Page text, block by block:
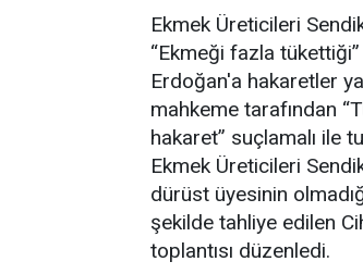
Ekmek Üreticileri
“Ekmeği fazla
Erdoğan'a hakaretler
mahkeme tarafından
hakaret” suçlamalı ile
Ekmek Üreticileri
dürüst üyesinin
şekilde tahliye edilen
toplantısı düzenledi.